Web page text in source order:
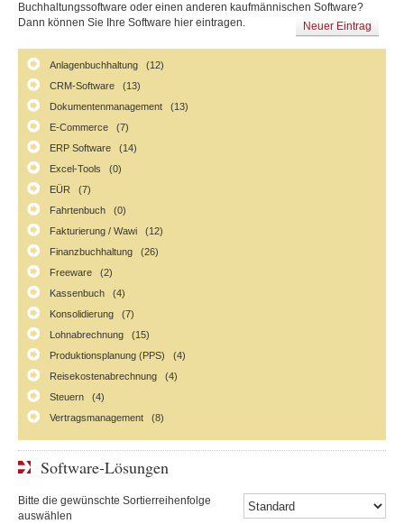
Buchhaltungssoftware oder einen anderen kaufmännischen Software?
Dann können Sie Ihre Software hier eintragen.
Neuer Eintrag
Anlagenbuchhaltung (12)
CRM-Software (13)
Dokumentenmanagement (13)
E-Commerce (7)
ERP Software (14)
Excel-Tools (0)
EÜR (7)
Fahrtenbuch (0)
Fakturierung / Wawi (12)
Finanzbuchhaltung (26)
Freeware (2)
Kassenbuch (4)
Konsolidierung (7)
Lohnabrechnung (15)
Produktionsplanung (PPS) (4)
Reisekostenabrechnung (4)
Steuern (4)
Vertragsmanagement (8)
Software-Lösungen
Bitte die gewünschte Sortierreihenfolge
auswählen